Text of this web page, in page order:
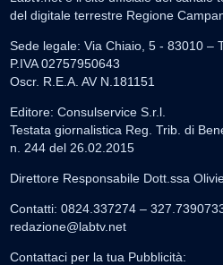
del digitale terrestre Regione
Sede legale: Via Chiaio, 5 - 83010 –
P.IVA 02757950643
Oscr. R.E.A. AV N.181151
Editore: Consulservice S.r.l.
Testata giornalistica Reg. Trib. di
n. 244 del 26.02.2015
Direttore Responsabile Dott.ssa
Contatti: 0824.337274 –
redazione@labtv.net
Contattaci per la tua Pubblicità: